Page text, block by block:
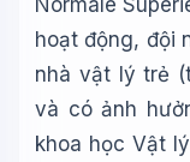
Normale
hoạt động, đội
nhà vật lý trẻ
và có ảnh
khoa học Vật